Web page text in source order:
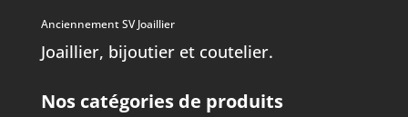
Anciennement SV Joaillier
Joaillier, bijoutier et coutelier.
Nos catégories de produits